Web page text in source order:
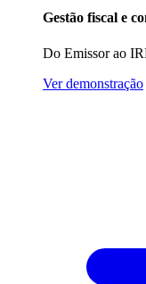
Gestão fiscal e
Do Emissor ao
Ver demonstração